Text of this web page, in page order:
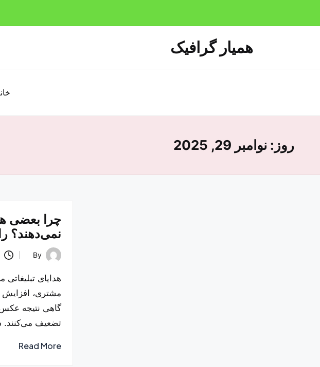
همیار گرافیک
روز: نوامبر 29, 2025
چرا بعضی
نمی‌دهند؟
Posted
By
هدایای
مشتری، افزایش
گاهی نتیجه عکس
تضعیف می‌کنند.
Read More